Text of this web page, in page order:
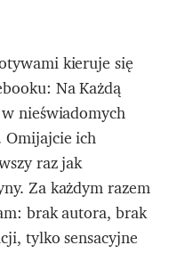
kieruje się
Na Każdą
nieświadomych
Omijajcie ich
raz jak
Za każdym razem
brak autora, brak
tylko sensacyjne